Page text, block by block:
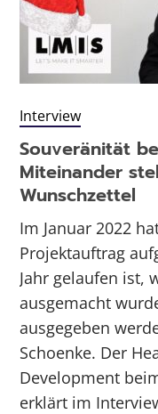
Interview
Souveränität
Miteinander
Wunschzettel
Im Januar 2022
Projektauftrag
Jahr gelaufen ist,
ausgemacht
ausgegeben
Schoenke. Der
Development
erklärt im